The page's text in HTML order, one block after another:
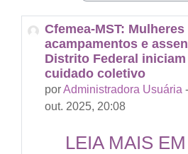
Cfemea-MST: Mulheres
acampamentos e
Distrito Federal iniciam
cuidado coletivo
porAdministradora Usuária
out. 2025, 20:08
Número de respostas: 0
LEIA MAIS EM